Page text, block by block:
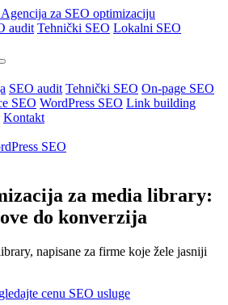
audit Tehnički SEO Lokalni SEO
SEO audit Tehnički SEO On-page SEO
SEO WordPress SEO Link building
Kontakt
SEO
za media library:
do konverzija
napisane za firme koje žele jasniji
cenu SEO usluge